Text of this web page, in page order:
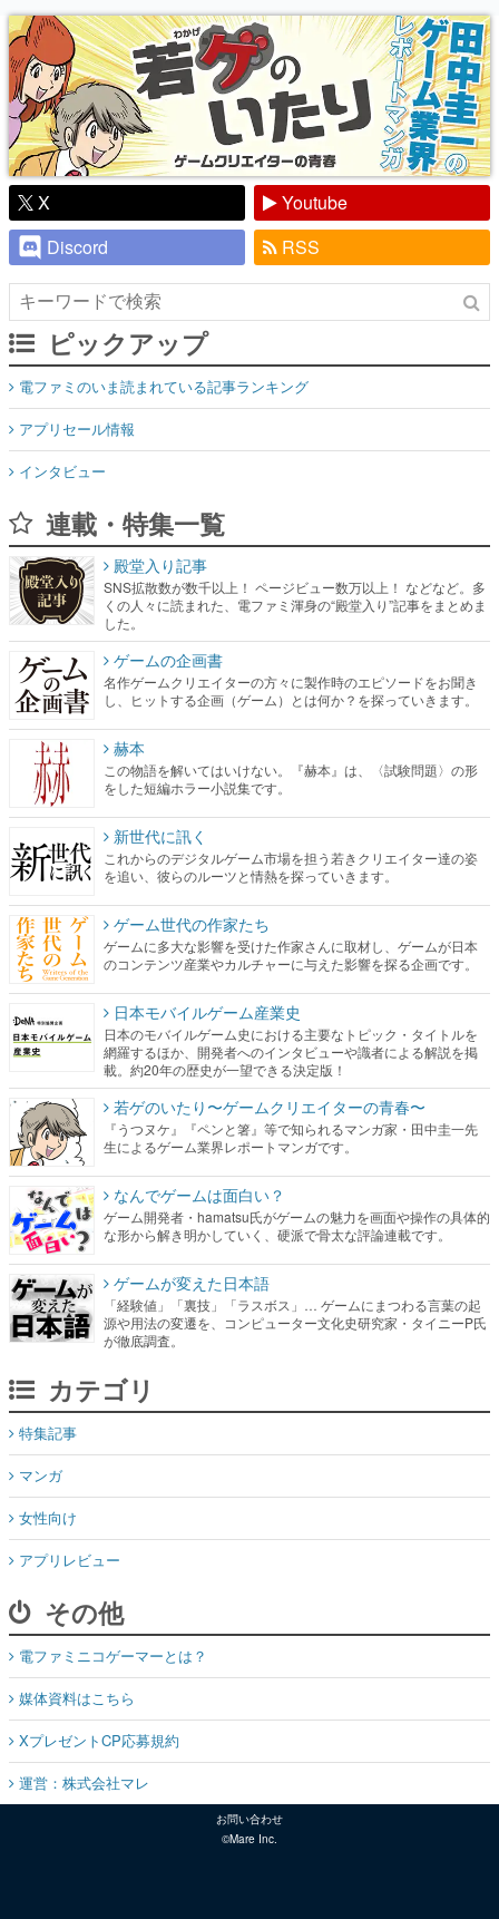
り】
X
Youtube
Discord
RSS
ピックアップ
電ファミのいま読まれている記事ランキング
アプリセール情報
インタビュー
連載・特集一覧
殿堂入り記事
SNS拡散数が数千以上！ ページビュー数万以上！ などなど。多
くの人々に読まれた、電ファミ渾身の“殿堂入り”記事をまとめま
した。
ゲームの企画書
名作ゲームクリエイターの方々に製作時のエピソードをお聞き
し、ヒットする企画（ゲーム）とは何か？を探っていきます。
赫本
この物語を解いてはいけない。『赫本』は、〈試験問題〉の形
をした短編ホラー小説集です。
新世代に訊く
これからのデジタルゲーム市場を担う若きクリエイター達の姿
を追い、彼らのルーツと情熱を探っていきます。
ゲーム世代の作家たち
ゲームに多大な影響を受けた作家さんに取材し、ゲームが日本
のコンテンツ産業やカルチャーに与えた影響を探る企画です。
日本モバイルゲーム産業史
日本のモバイルゲーム史における主要なトピック・タイトルを
網羅するほか、開発者へのインタビューや識者による解説を掲
載。約20年の歴史が一望できる決定版！
若ゲのいたり〜ゲームクリエイターの青春〜
『うつヌケ』『ペンと箸』等で知られるマンガ家・田中圭一先
生によるゲーム業界レポートマンガです。
なんでゲームは面白い？
ゲーム開発者・hamatsu氏がゲームの魅力を画面や操作の具体的
な形から解き明かしていく、硬派で骨太な評論連載です。
ゲームが変えた日本語
「経験値」「裏技」「ラスボス」… ゲームにまつわる言葉の起
源や用法の変遷を、コンピューター文化史研究家・タイニーP氏
が徹底調査。
カテゴリ
特集記事
マンガ
女性向け
アプリレビュー
その他
電ファミニコゲーマーとは？
媒体資料はこちら
XプレゼントCP応募規約
運営：株式会社マレ
お問い合わせ
©Mare Inc.